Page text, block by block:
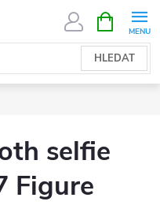
HLEDAT
NÁKUPNÍ
KOŠÍK
selfie
Figure